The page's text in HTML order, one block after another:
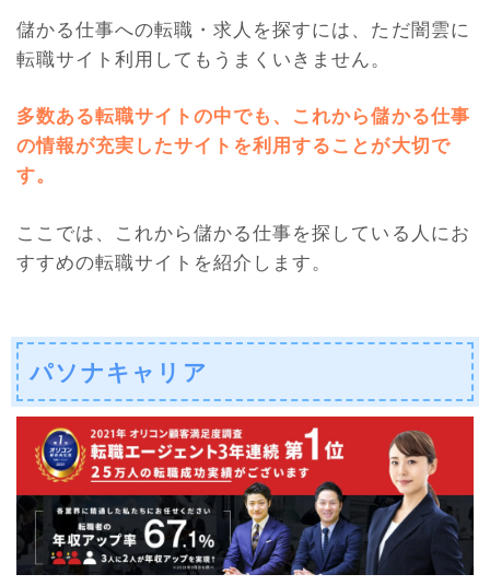
儲かる仕事への転職・求人を探すには、ただ闇雲に
転職サイト利用してもうまくいきません。
多数ある転職サイトの中でも、これから儲かる仕事
の情報が充実したサイトを利用することが大切で
す。
ここでは、これから儲かる仕事を探している人にお
すすめの転職サイトを紹介します。
パソナキャリア